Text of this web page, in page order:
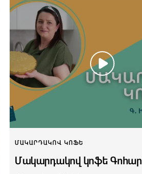
ՄԱԿԱՐԴԱԿՈՎ ԿՈՖԵ
Մակարդակով կոֆե Գոհար